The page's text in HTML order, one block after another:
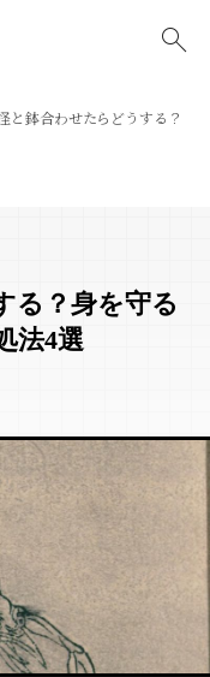
と鉢合わせたらどうする？
る？身を守る
法4選